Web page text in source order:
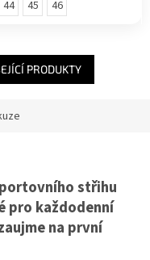
44 45 46
PRODUKTY
střihu
pro každodenní
na první